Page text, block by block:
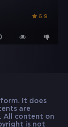
6.9
It does
are
All content on
is not